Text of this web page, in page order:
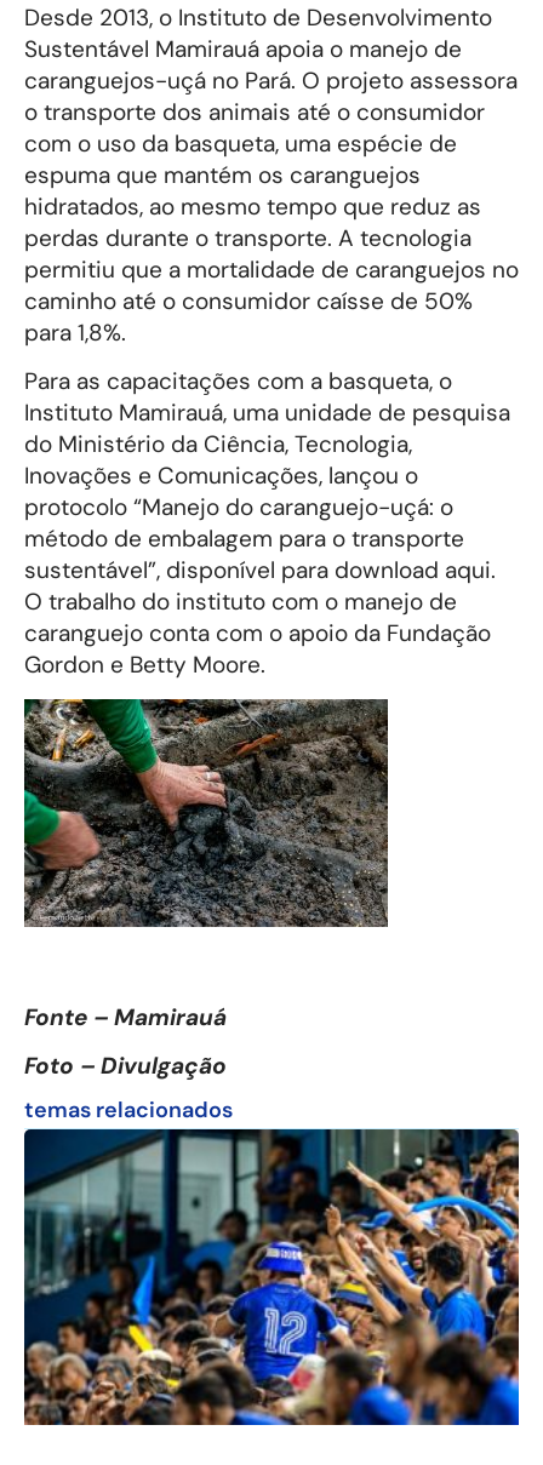
Desde 2013, o Instituto de Desenvolvimento
Sustentável Mamirauá apoia o manejo de
caranguejos-uçá no Pará. O projeto assessora
o transporte dos animais até o consumidor
com o uso da basqueta, uma espécie de
espuma que mantém os caranguejos
hidratados, ao mesmo tempo que reduz as
perdas durante o transporte. A tecnologia
permitiu que a mortalidade de caranguejos no
caminho até o consumidor caísse de 50%
para 1,8%.
Para as capacitações com a basqueta, o
Instituto Mamirauá, uma unidade de pesquisa
do Ministério da Ciência, Tecnologia,
Inovações e Comunicações, lançou o
protocolo “Manejo do caranguejo-uçá: o
método de embalagem para o transporte
sustentável”, disponível para download aqui.
O trabalho do instituto com o manejo de
caranguejo conta com o apoio da Fundação
Gordon e Betty Moore.
Fonte – Mamirauá
Foto – Divulgação
temas relacionados